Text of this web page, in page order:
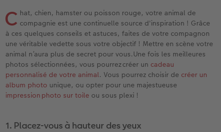
Livre photo A5 Paysage
Livre photo Petit Carré
Album photo lin ou cuir
Album photo souple
Formats d'albums photo
Agrandissement photo
Autocollants photo
Lot de photos
Boite photo souvenirs
Photos d'identité
Photo sur carton mousse
Tableau Photo Prestige
Cadres photo personnalisés
Pêle-mêle photos
Porte-poster en bois
Jeux
Maison & Décoration
Magnets photo
Textiles
Ecole et bureau
Cartes à rabat
Carte d'invitation
Carte postale personnalisée en ligne
Faire-part avec photo détachable
CEWE
C hat, chien, hamster ou poisson rouge, votre animal de
compagnie est une continuelle source d'inspiration ! Grâce
à ces quelques conseils et astuces, faites de votre compagnon
une véritable vedette sous votre objectif ! Mettre en scène votre
animal n’aura plus de secret pour vous.Une fois les meilleures
photos sélectionnées, vous pourrez créer un cadeau
personnalisé de votre animal. Vous pourrez choisir de créer un
album photo unique, ou opter pour une majestueuse
impression photo sur toile ou sous plexi !
1. Placez-vous à hauteur des yeux